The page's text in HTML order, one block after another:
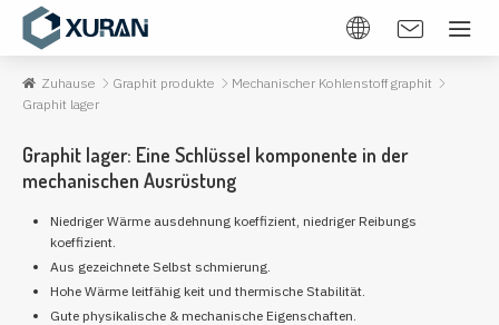
Zuhause Graphit produkte
Mechanischer Kohlenstoff graphit
Graphit lager
Graphit lager: Eine Schlüssel komponente in der
mechanischen Ausrüstung
Niedriger Wärme ausdehnung koeffizient, niedriger Reibungs
koeffizient.
Aus gezeichnete Selbst schmierung.
Hohe Wärme leitfähig keit und thermische Stabilität.
Gute physikalische & mechanische Eigenschaften.